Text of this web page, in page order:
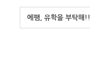
에팸, 유학을 부탁해!!